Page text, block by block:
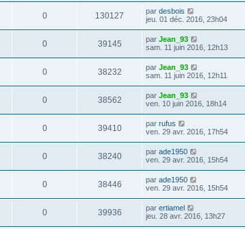
0 130127 par desbois
jeu. 01 déc. 2016, 23h04
0 39145 par Jean_93
sam. 11 juin 2016, 12h13
0 38232 par Jean_93
sam. 11 juin 2016, 12h11
0 38562 par Jean_93
ven. 10 juin 2016, 18h14
0 39410 par rufus
ven. 29 avr. 2016, 17h54
0 38240 par ade1950
ven. 29 avr. 2016, 15h54
0 38446 par ade1950
ven. 29 avr. 2016, 15h54
0 39936 par ertiamel
jeu. 28 avr. 2016, 13h27